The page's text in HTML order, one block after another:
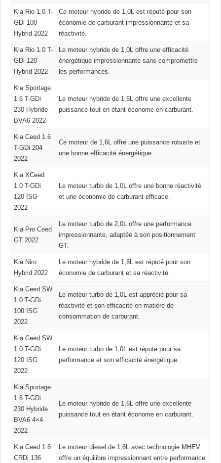
Kia Rio 1.0 T-
GDi 100
Hybrid 2022
Ce moteur hybride de 1,0L est réputé pour son
économie de carburant impressionnante et sa
réactivité.
Kia Rio 1.0 T-
GDi 120
Hybrid 2022
Le moteur hybride de 1,0L offre une efficacité
énergétique impressionnante sans compromettre
les performances.
Kia Sportage
1.6 T-GDi
230 Hybride
BVA6 2022
Le moteur hybride de 1,6L offre une excellente
puissance tout en étant économe en carburant.
Kia Ceed 1.6
T-GDi 204
2022
Ce moteur de 1,6L offre une puissance robuste et
une bonne efficacité énergétique.
Kia XCeed
1.0 T-GDi
120 ISG
2022
Le moteur turbo de 1,0L offre une bonne réactivité
et une économie de carburant efficace.
Kia Pro Ceed
GT 2022
Le moteur turbo de 2,0L offre une performance
impressionnante, adaptée à son positionnement
GT.
Kia Niro
Hybrid 2022
Le moteur hybride de 1,6L est réputé pour son
économie de carburant et sa réactivité.
Kia Ceed SW
1.0 T-GDi
100 ISG
2022
Le moteur turbo de 1,0L est apprécié pour sa
réactivité et son efficacité en matière de
consommation de carburant.
Kia Ceed SW
1.0 T-GDi
120 ISG
2022
Le moteur turbo de 1,0L est réputé pour sa
performance et son efficacité énergétique.
Kia Sportage
1.6 T-GDi
230 Hybride
BVA6 4×4
2022
Le moteur hybride de 1,6L offre une excellente
puissance tout en étant économe en carburant.
Kia Ceed 1.6
CRDi 136
Le moteur diesel de 1,6L avec technologie MHEV
offre un équilibre impressionnant entre performance